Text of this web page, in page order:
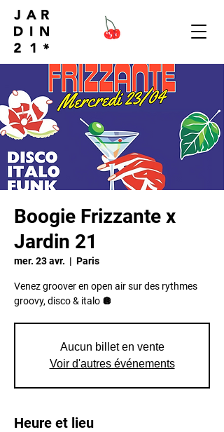
Boogie Frizzante x
Jardin 21
mer. 23 avr.
  |
Paris
Venez groover en open air sur des rythmes
groovy, disco & italo 🪩
Aucun billet en vente
Voir d'autres événements
Heure et lieu